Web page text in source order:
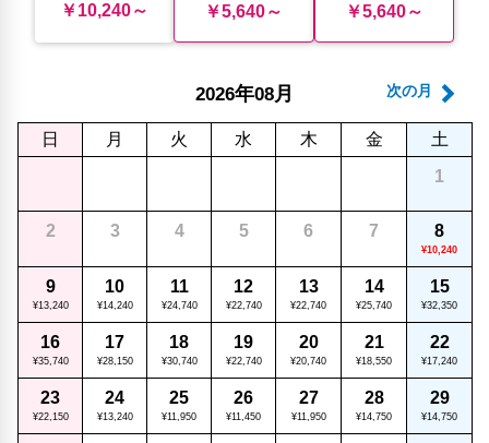
￥10,240～ ￥5,640～ ￥5,640～
次の月
2026年08月
日 月 火 水 木 金
土
1
2 3 4 5 6 7 8
¥10,240
9
¥13,240
10
¥14,240
11
¥24,740
12
¥22,740
13
¥22,740
14
¥25,740
15
¥32,350
16
¥35,740
17
¥28,150
18
¥30,740
19
¥22,740
20
¥20,740
21
¥18,550
22
¥17,240
23
¥22,150
24
¥13,240
25
¥11,950
26
¥11,450
27
¥11,950
28
¥14,750
29
¥14,750